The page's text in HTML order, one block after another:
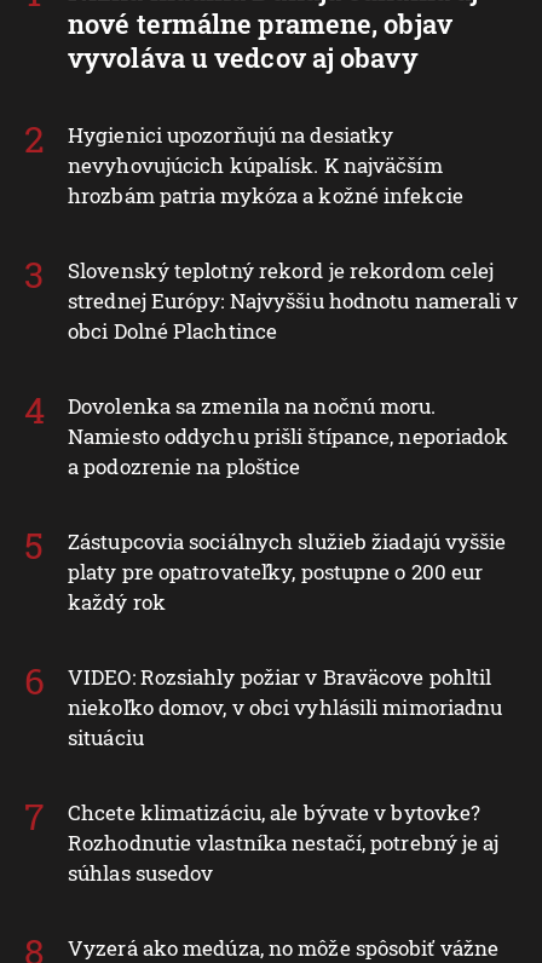
nové termálne pramene, objav
vyvoláva u vedcov aj obavy
Hygienici upozorňujú na desiatky
nevyhovujúcich kúpalísk. K najväčším
hrozbám patria mykóza a kožné infekcie
Slovenský teplotný rekord je rekordom celej
strednej Európy: Najvyššiu hodnotu namerali v
obci Dolné Plachtince
Dovolenka sa zmenila na nočnú moru.
Namiesto oddychu prišli štípance, neporiadok
a podozrenie na ploštice
Zástupcovia sociálnych služieb žiadajú vyššie
platy pre opatrovateľky, postupne o 200 eur
každý rok
VIDEO: Rozsiahly požiar v Braväcove pohltil
niekoľko domov, v obci vyhlásili mimoriadnu
situáciu
Chcete klimatizáciu, ale bývate v bytovke?
Rozhodnutie vlastníka nestačí, potrebný je aj
súhlas susedov
Vyzerá ako medúza, no môže spôsobiť vážne